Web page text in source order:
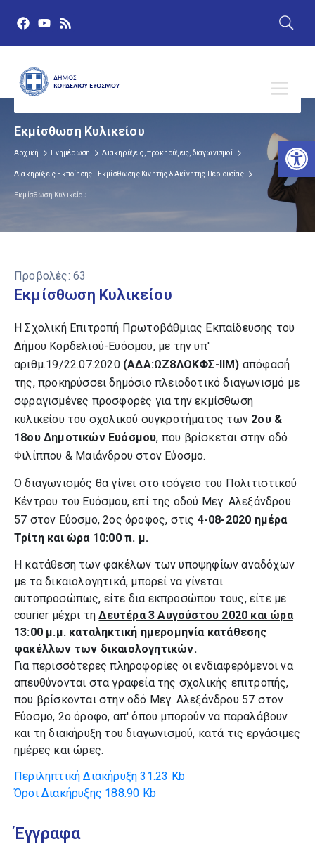
Eκμίσθωση Κυλικείου
Αρχική Ενημέρωση Διακηρύξεις, προκηρύξεις, διαγωνισμοί
Διακηρύξεις Εκποίησης - Εκμίσθωσης Κινητής & Ακίνητης Περιουσίας
Eκμίσθωση Κυλικείου
Προβολές: 63
Eκμίσθωση Κυλικείου
Η Σχολική Επιτροπή Πρωτοβάθμιας Εκπαίδευσης του
Δήμου Κορδελιού-Ευόσμου, με την υπ'
αριθμ.19/22.07.2020 (ΑΔΑ:ΩΖ8ΛΟΚΦΣ-ΙΙΜ) απόφασή
της, προκηρύσσει δημόσιο πλειοδοτικό διαγωνισμό με
σφραγισμένες προσφορές για την εκμίσθωση
κυλικείου του σχολικού συγκροτήματος των 2ου &
18ου Δημοτικών Ευόσμου, που βρίσκεται στην οδό
Φιλίππου & Μαιάνδρου στον Εύοσμο.
Ο διαγωνισμός θα γίνει στο ισόγειο του Πολιτιστικού
Κέντρου του Ευόσμου, επί της οδού Μεγ. Αλεξάνδρου
57 στον Εύοσμο, 2ος όροφος, στις 4-08-2020 ημέρα
Τρίτη και ώρα 10:00 π. μ.
Η κατάθεση των φακέλων των υποψηφίων αναδόχων
με τα δικαιολογητικά, μπορεί να γίνεται
αυτοπροσώπως, είτε δια εκπροσώπου τους, είτε με
courier μέχρι τηΔευτέρα 3 Αυγούστου 2020 και ώρα
13:00 μ.μ. καταληκτική ημερομηνία κατάθεσης
φακέλλων των δικαιολογητικών.
Για περισσότερες πληροφορίες οι ενδιαφερόμενοι να
απευθύνονται στα γραφεία της σχολικής επιτροπής,
που βρίσκονται στην οδό Μεγ. Αλεξάνδρου 57 στον
Εύοσμο, 2ο όροφο, απ' όπου μπορούν να παραλάβουν
και τη διακήρυξη του διαγωνισμού, κατά τις εργάσιμες
ημέρες και ώρες.
Περιληπτική Διακήρυξη 31.23 Kb
Όροι Διακήρυξης 188.90 Kb
Έγγραφα